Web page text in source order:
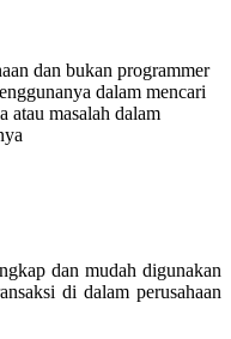
dan bukan programmer
dalam mencari
atau masalah dalam
dan mudah digunakan
di dalam perusahaan